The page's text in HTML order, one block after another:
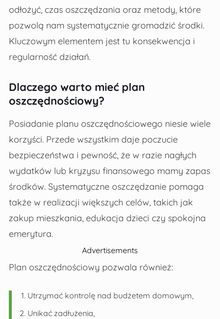
odłożyć, czas oszczędzania oraz metody, które
pozwolą nam systematycznie gromadzić środki.
Kluczowym elementem jest tu konsekwencja i
regularność działań.
Dlaczego warto mieć plan
oszczędnościowy?
Posiadanie planu oszczędnościowego niesie wiele
korzyści. Przede wszystkim daje poczucie
bezpieczeństwa i pewność, że w razie nagłych
wydatków lub kryzysu finansowego mamy zapas
środków. Systematyczne oszczędzanie pomaga
także w realizacji większych celów, takich jak
zakup mieszkania, edukacja dzieci czy spokojna
emerytura.
Advertisements
Plan oszczędnościowy pozwala również:
Utrzymać kontrolę nad budżetem domowym,
Unikać zadłużenia,